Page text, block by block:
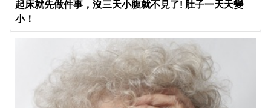
起床就先做件事，沒三天小腹就不見了! 肚子一天天變
小！